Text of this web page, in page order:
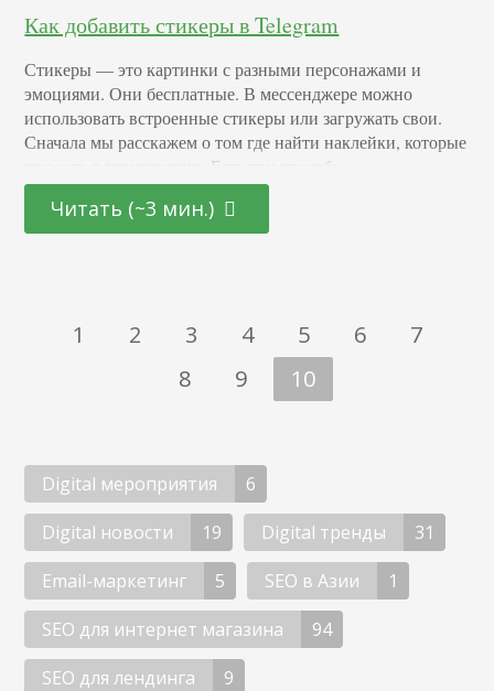
Как добавить стикеры в Telegram
Стикеры –– это картинки с разными персонажами и
эмоциями. Они бесплатные. В мессенджере можно
использовать встроенные стикеры или загружать свои.
Сначала мы расскажем о том где найти наклейки, которые
уже есть в приложении. Есть три способа.
Последовательность действий с телефона и компьютера
Первое, что можно сделать –– открыть окно для
сообщений. В поле, где вы набираете текст, найдите на
Читать (~3 мин.)
1 2 3 4 5 6
7
8
9 10
Digital мероприятия
6
Digital новости
19 Digital тренды
31
Email-маркетинг
5 SEO в Азии
1
SEO для интернет магазина
94
SEO для лендинга
9